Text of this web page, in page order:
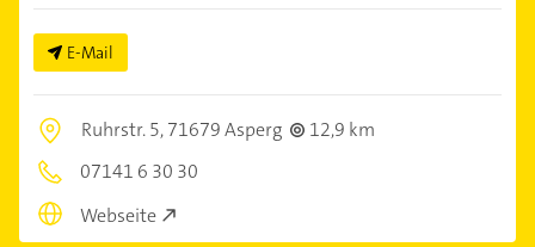
E-Mail
Ruhrstr. 5,71679 Asperg
12,9 km
07141 6 30 30
Webseite